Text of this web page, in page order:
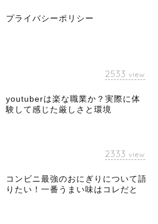
プライバシーポリシー
2533 view
youtuberは楽な職業か？実際に体
験して感じた厳しさと環境
2333 view
コンビニ最強のおにぎりについて語
りたい！一番うまい味はコレだと